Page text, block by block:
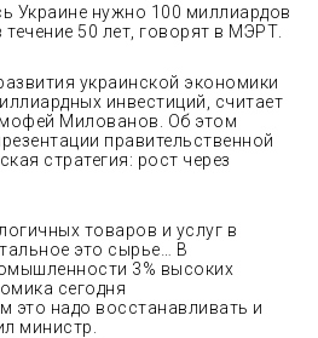
Украине нужно 100 миллиардов
50 лет, говорят в МЭРТ.
украинской экономики
инвестиций, считает
Милованов. Об этом
правительственной
стратегия: рост через
товаров и услуг в
это сырье… В
3% высоких
сегодня
это надо восстанавливать и
министр.